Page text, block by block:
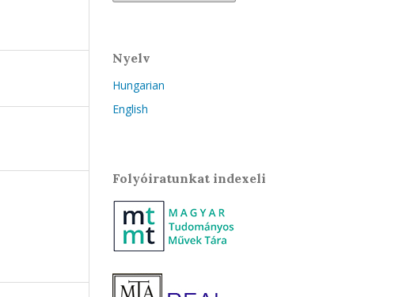
Nyelv
Hungarian
English
Folyóiratunkat indexeli